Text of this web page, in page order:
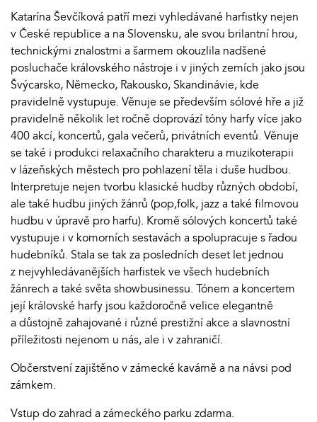
Katarína Ševčíková patří mezi vyhledávané harfistky nejen
v České republice a na Slovensku, ale svou brilantní hrou,
technickými znalostmi a šarmem okouzlila nadšené
posluchače královského nástroje i v jiných zemích jako jsou
Švýcarsko, Německo, Rakousko, Skandinávie, kde
pravidelně vystupuje. Věnuje se především sólové hře a již
pravidelně několik let ročně doprovází tóny harfy více jako
400 akcí, koncertů, gala večerů, privátních eventů. Věnuje
se také i produkci relaxačního charakteru a muzikoterapii
v lázeňských městech pro pohlazení těla i duše hudbou.
Interpretuje nejen tvorbu klasické hudby různých období,
ale také hudbu jiných žánrů (pop,folk, jazz a také filmovou
hudbu v úpravě pro harfu). Kromě sólových koncertů také
vystupuje i v komorních sestavách a spolupracuje s řadou
hudebníků. Stala se tak za posledních deset let jednou
z nejvyhledávanějších harfistek ve všech hudebních
žánrech a také světa showbusinessu. Tónem a koncertem
její královské harfy jsou každoročně velice elegantně
a důstojně zahajované i různé prestižní akce a slavnostní
příležitosti nejenom u nás, ale i v zahraničí.
Občerstvení zajištěno v zámecké kavárně a na návsi pod
zámkem.
Vstup do zahrad a zámeckého parku zdarma.